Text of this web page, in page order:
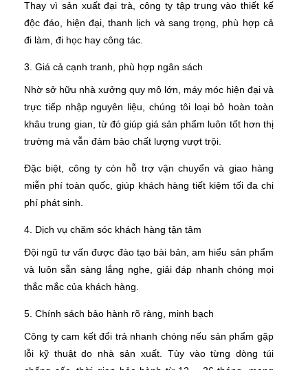
Thay vì sản xuất đại trà, công ty tập trung vào thiết kế
độc đáo, hiện đại, thanh lịch và sang trọng, phù hợp cả
đi làm, đi học hay công tác.
3. Giá cả cạnh tranh, phù hợp ngân sách
Nhờ sở hữu nhà xưởng quy mô lớn, máy móc hiện đại và
trực tiếp nhập nguyên liệu, chúng tôi loại bỏ hoàn toàn
khâu trung gian, từ đó giúp giá sản phẩm luôn tốt hơn thị
trường mà vẫn đảm bảo chất lượng vượt trội.
Đặc biệt, công ty còn hỗ trợ vận chuyển và giao hàng
miễn phí toàn quốc, giúp khách hàng tiết kiệm tối đa chi
phí phát sinh.
4. Dịch vụ chăm sóc khách hàng tận tâm
Đội ngũ tư vấn được đào tạo bài bản, am hiểu sản phẩm
và luôn sẵn sàng lắng nghe, giải đáp nhanh chóng mọi
thắc mắc của khách hàng.
5. Chính sách bảo hành rõ ràng, minh bạch
Công ty cam kết đổi trả nhanh chóng nếu sản phẩm gặp
lỗi kỹ thuật do nhà sản xuất. Tùy vào từng dòng túi